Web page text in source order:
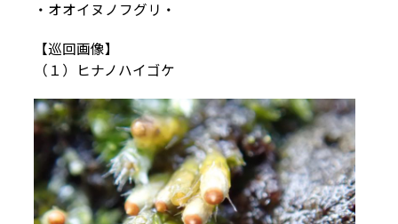
・オオイヌノフグリ・
【巡回画像】
（１）ヒナノハイゴケ